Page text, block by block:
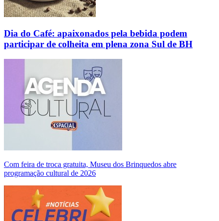
Dia do Café: apaixonados pela bebida podem
participar de colheita em plena zona Sul de BH
Com feira de troca gratuita, Museu dos Brinquedos abre
programação cultural de 2026